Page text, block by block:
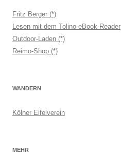
Fritz Berger (*)
Lesen mit dem Tolino-eBook-Reader
Outdoor-Laden (*)
Reimo-Shop (*)
WANDERN
Kölner Eifelverein
MEHR